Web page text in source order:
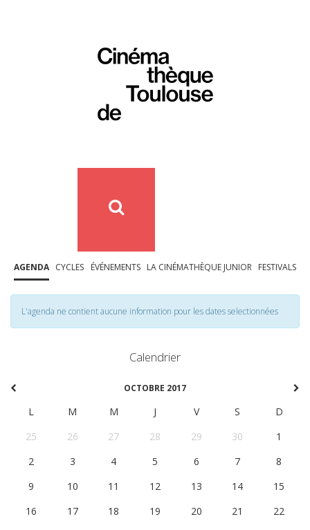
AGENDA CYCLES ÉVÉNEMENTS LA CINÉMATHÈQUE JUNIOR FESTIVALS
L'agenda ne contient aucune information pour les dates selectionnées
Calendrier
OCTOBRE 2017
L M M J V S
D
25
26 27 28 29 30
1
2
3 4 5 6 7
8
9
10 11 12 13 14
15
16
17 18 19 20 21
22